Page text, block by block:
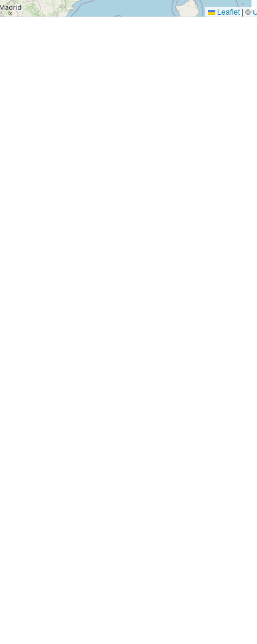
Leaflet | ©